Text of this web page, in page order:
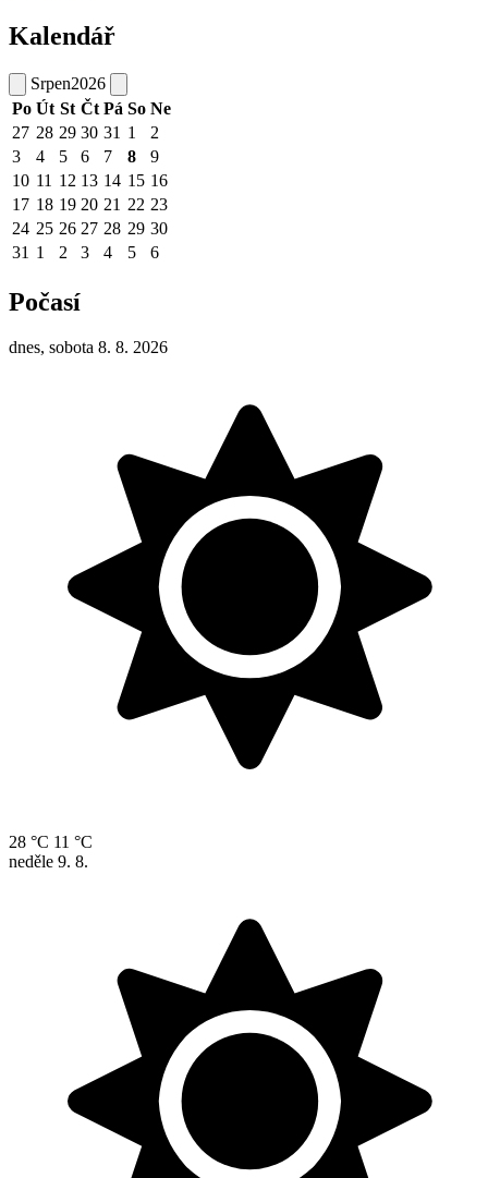
Kalendář
Srpen2026
Po Út St Čt Pá So Ne
27 28 29 30 31 1
2
3
4 5 6 7 8
9
10 11 12 13 14 15 16
17 18 19 20 21 22 23
24 25 26 27 28 29 30
31 1 2 3 4 5 6
Počasí
dnes, sobota 8. 8. 2026
28 °C 11 °C
neděle 9. 8.